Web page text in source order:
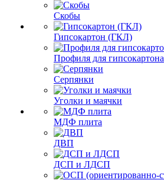
Скобы
Гипсокартон (ГКЛ)
Профиля для гипсокартона
Серпянки
Уголки и маячки
МДФ плита
ДВП
ДСП и ЛДСП